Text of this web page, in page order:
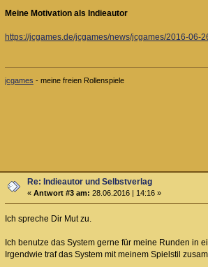
Meine Motivation als Indieautor
https://jcgames.de/jcgames/news/jcgames/2016-06-
jcgames - meine freien Rollenspiele
Re: Indieautor und Selbstverlag
«Antwort #3 am: 28.06.2016 | 14:16 »
Ich spreche Dir Mut zu.
Ich benutze das System gerne für meine Runden in
Irgendwie traf das System mit meinem Spielstil